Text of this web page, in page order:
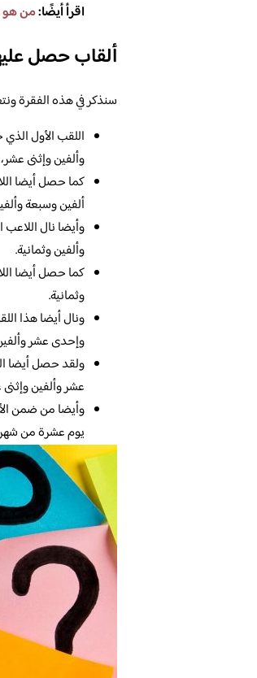
اقرأ أيضًا:من هو
ألقاب حصل
سنذكر في هذه الفقرة
اللقب الأول
وألفين وإثنى
كما حصل أيضا
ألفين وسبعة
وأيضا نال
وألفين وثمانية.
كما حصل أيضا
وثمانية.
ونال أيضا هذا
وإحدى عشر
ولقد حصل أيضا
عشر وألفين
وأيضا من ضمن
يوم عشرة من